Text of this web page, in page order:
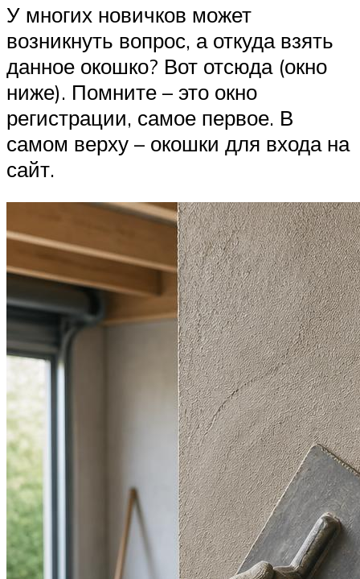
У многих новичков может
возникнуть вопрос, а откуда взять
данное окошко? Вот отсюда (окно
ниже). Помните – это окно
регистрации, самое первое. В
самом верху – окошки для входа на
сайт.